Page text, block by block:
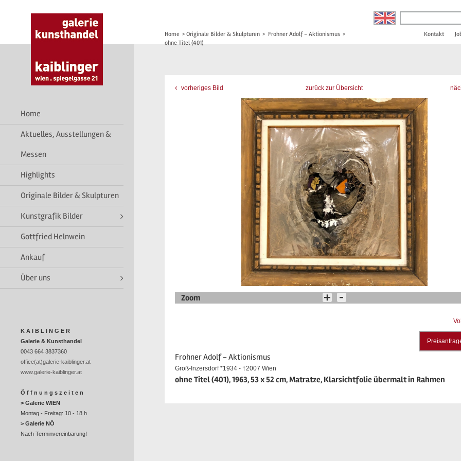
Home
Aktuelles, Ausstellungen &
Messen
Highlights
Originale Bilder & Skulpturen
Kunstgrafik Bilder
Gottfried Helnwein
Ankauf
Über uns
K A I B L I N G E R
Galerie & Kunsthandel
0043 664 3837360
office(at)galerie-kaiblinger.at
www.galerie-kaiblinger.at
Ö f f n u n g s z e i t e n
> Galerie WIEN
Montag - Freitag: 10 - 18 h
> Galerie NÖ
Nach Terminvereinbarung!
Home > Originale Bilder & Skulpturen > Frohner Adolf - Aktionismus >
ohne Titel (401)
Kontakt
vorheriges Bild zurück zur Übersicht
Zoom
Frohner Adolf - Aktionismus
Groß-Inzersdorf *1934 - †2007 Wien
ohne Titel (401), 1963, 53 x 52 cm, Matratze, Klarsichtfolie übermalt in Rahmen